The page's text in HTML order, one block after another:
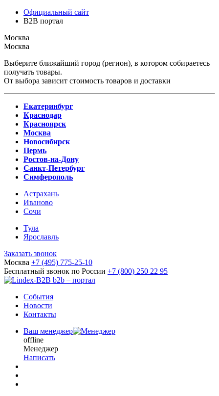
Официальный сайт
B2B портал
Москва
Москва
Выберите ближайший город (регион), в котором собираетесь
получать товары.
От выбора зависит стоимость товаров и доставки
Екатеринбург
Краснодар
Красноярск
Москва
Новосибирск
Пермь
Ростов-на-Дону
Санкт-Петербург
Симферополь
Астрахань
Иваново
Сочи
Тула
Ярославль
Заказать звонок
Москва +7 (495) 775-25-10
Бесплатный звонок по России +7 (800) 250 22 95
b2b – портал
События
Новости
Контакты
Ваш менеджер
offline
Менеджер
Написать